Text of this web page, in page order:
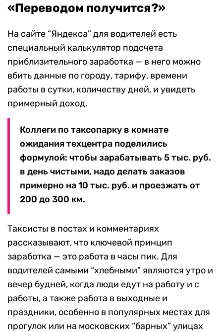
«Переводом получится?»
На сайте “Яндекса” для водителей есть
специальный калькулятор подсчета
приблизительного заработка — в него можно
вбить данные по городу, тарифу, времени
работы в сутки, количеству дней, и увидеть
примерный доход.
Коллеги по таксопарку в комнате
ожидания техцентра поделились
формулой: чтобы зарабатывать 5 тыс. руб.
в день чистыми, надо делать заказов
примерно на 10 тыс. руб. и проезжать от
200 до 300 км.
Таксисты в постах и комментариях
рассказывают, что ключевой принцип
заработка — это работа в часы пик. Для
водителей самыми “хлебными” являются утро и
вечер будней, когда люди едут на работу и с
работы, а также работа в выходные и
праздники, особенно в популярных местах для
прогулок или на московских “барных” улицах